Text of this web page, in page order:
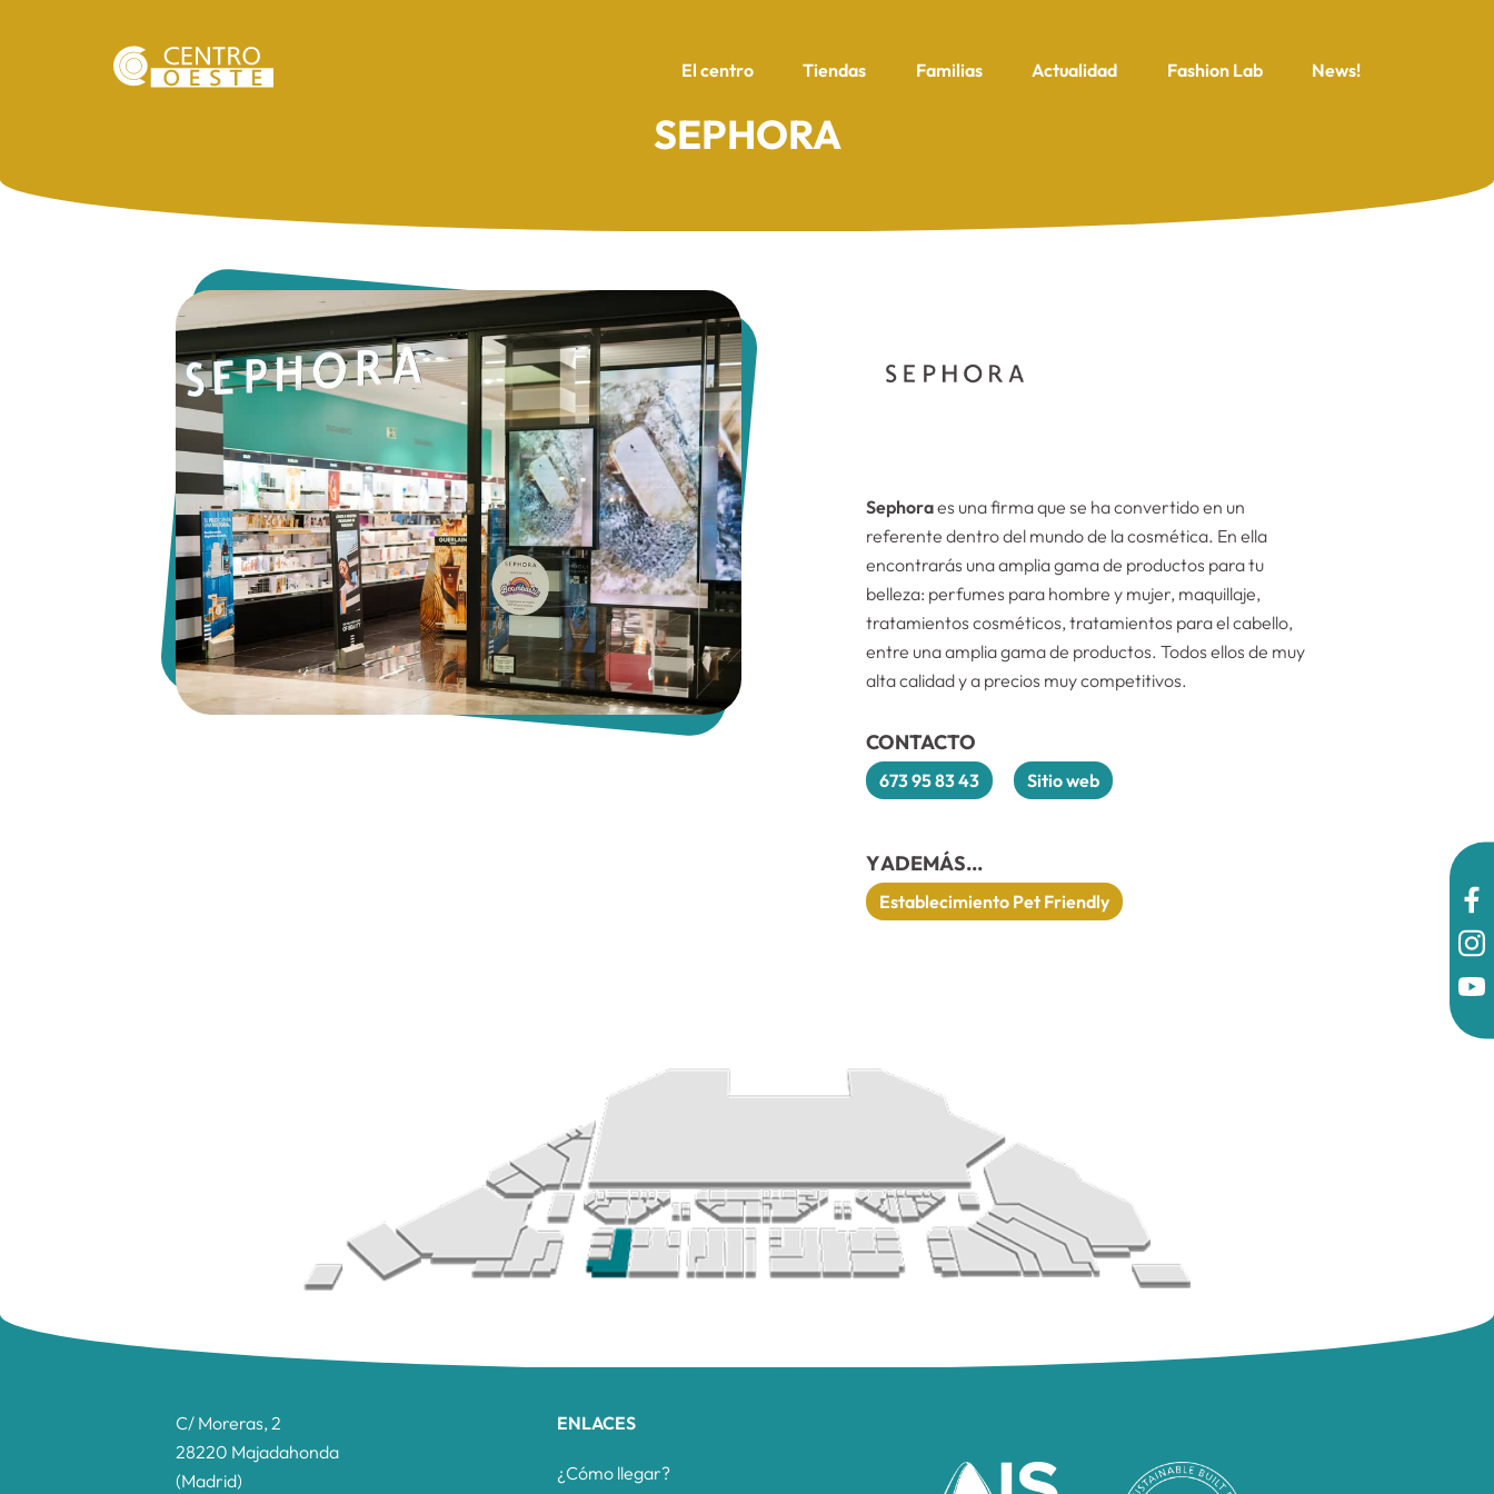
El centro Tiendas Familias Actualidad Fashion Lab News!
SEPHORA
Sephoraes una firma que se ha convertido en un
referente dentro del mundo de la cosmética. En ella
encontrarás una amplia gama de productos para tu
belleza: perfumes para hombre y mujer, maquillaje,
tratamientos cosméticos, tratamientos para el cabello,
entre una amplia gama de productos. Todos ellos de muy
alta calidad y a precios muy competitivos.
CONTACTO
673 95 83 43 Sitio web
Y ADEMÁS...
Establecimiento Pet Friendly
C/ Moreras, 2
28220 Majadahonda
(Madrid)
ENLACES
¿Cómo llegar?